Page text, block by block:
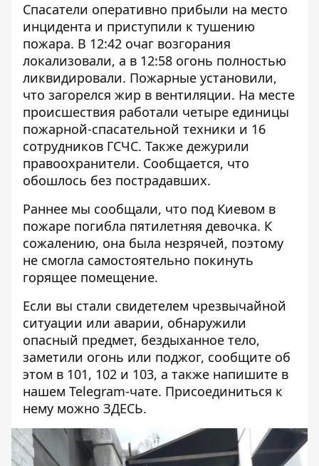
Спасатели оперативно прибыли на место
инцидента и приступили к тушению
пожара. В 12:42 очаг возгорания
локализовали, а в 12:58 огонь полностью
ликвидировали. Пожарные установили,
что загорелся жир в вентиляции. На месте
происшествия работали четыре единицы
пожарной-спасательной техники и 16
сотрудников ГСЧС. Также дежурили
правоохранители. Сообщается, что
обошлось без пострадавших.
Раннее мы сообщали, что под Киевом в
пожаре погибла пятилетняя девочка. К
сожалению, она была незрячей, поэтому
не смогла самостоятельно покинуть
горящее помещение.
Если вы стали свидетелем чрезвычайной
ситуации или аварии, обнаружили
опасный предмет, бездыханное тело,
заметили огонь или поджог, сообщите об
этом в 101, 102 и 103, а также напишите в
нашем Telegram-чате. Присоединиться к
нему можно ЗДЕСЬ.